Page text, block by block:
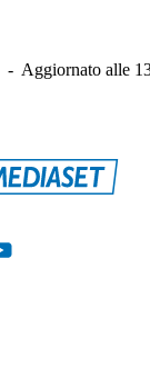
- Aggiornato alle